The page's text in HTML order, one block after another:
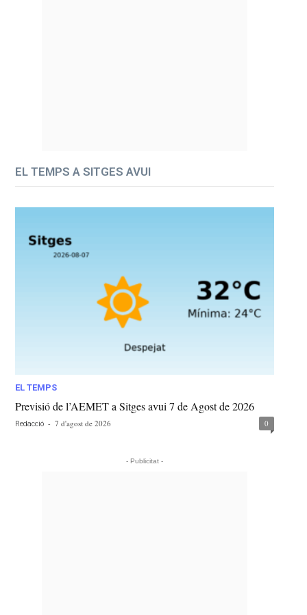
EL TEMPS A SITGES AVUI
EL TEMPS
Previsió de l’AEMET a Sitges avui 7 de Agost de 2026
Redacció - 7 d'agost de 2026 0
- Publicitat -